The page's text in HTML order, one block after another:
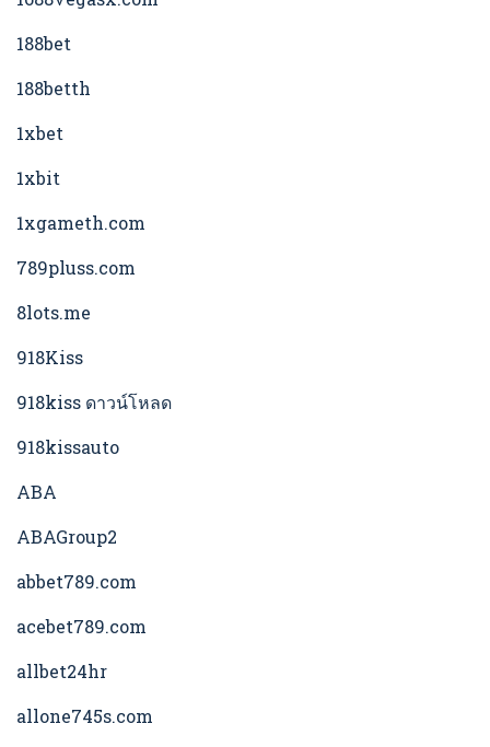
188bet
188betth
1xbet
1xbit
1xgameth.com
789pluss.com
8lots.me
918Kiss
918kiss ดาวน์โหลด
918kissauto
ABA
ABAGroup2
abbet789.com
acebet789.com
allbet24hr
allone745s.com